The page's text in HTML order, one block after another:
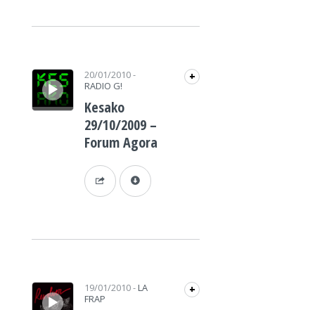
Lecteur audio 20/01/2010-
RADIO G!
+
Kesako
29/10/2009 –
Forum Agora
Lecteur audio 19/01/2010- LA
FRAP
+